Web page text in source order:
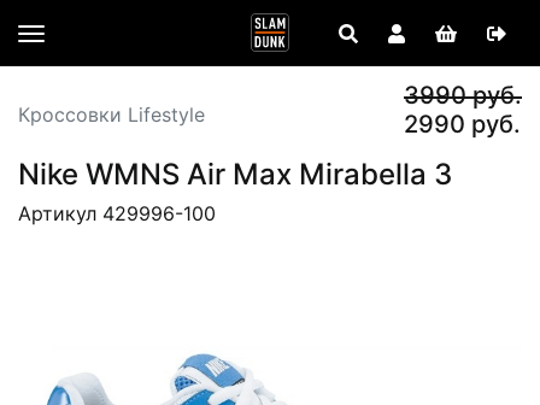
Кроссовки Lifestyle
3990 руб.
2990 руб.
Nike WMNS Air Max Mirabella 3
Артикул 429996-100